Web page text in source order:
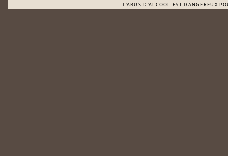
L'ABUS D'ALCOOL EST DANGEREUX